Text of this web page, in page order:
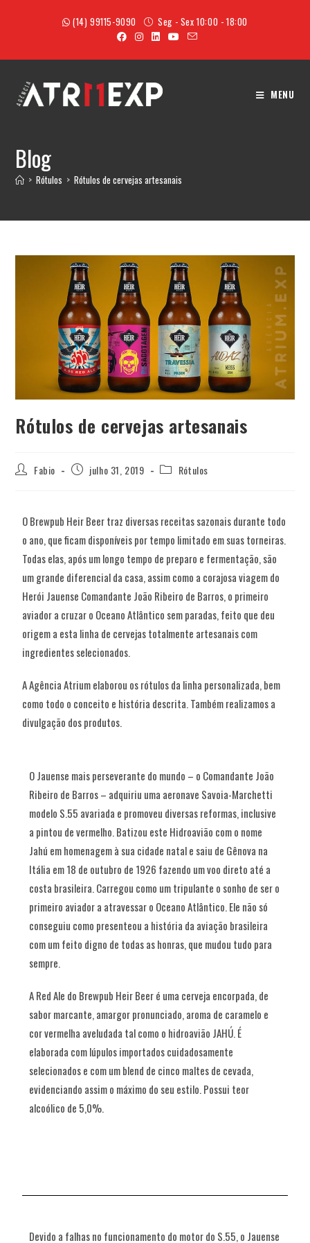
(14) 99115-9090 Seg - Sex 10:00 - 18:00
MENU
Blog
> Rótulos > Rótulos de cervejas artesanais
Rótulos de cervejas artesanais
Fabio julho 31, 2019 Rótulos
O Brewpub Heir Beer traz diversas receitas sazonais durante todo
o ano, que ficam disponíveis por tempo limitado em suas torneiras.
Todas elas, após um longo tempo de preparo e fermentação, são
um grande diferencial da casa, assim como a corajosa viagem do
Herói Jauense Comandante João Ribeiro de Barros, o primeiro
aviador a cruzar o Oceano Atlântico sem paradas, feito que deu
origem a esta linha de cervejas totalmente artesanais com
ingredientes selecionados.
A Agência Atrium elaborou os rótulos da linha personalizada, bem
como todo o conceito e história descrita. Também realizamos a
divulgação dos produtos.
O Jauense mais perseverante do mundo – o Comandante João
Ribeiro de Barros – adquiriu uma aeronave Savoia-Marchetti
modelo S.55 avariada e promoveu diversas reformas, inclusive
a pintou de vermelho. Batizou este Hidroavião com o nome
Jahú em homenagem à sua cidade natal e saiu de Gênova na
Itália em 18 de outubro de 1926 fazendo um voo direto até a
costa brasileira. Carregou como um tripulante o sonho de ser o
primeiro aviador a atravessar o Oceano Atlântico. Ele não só
conseguiu como presenteou a história da aviação brasileira
com um feito digno de todas as honras, que mudou tudo para
sempre.
A Red Ale do Brewpub Heir Beer é uma cerveja encorpada, de
sabor marcante, amargor pronunciado, aroma de caramelo e
cor vermelha aveludada tal como o hidroavião JAHÚ. É
elaborada com lúpulos importados cuidadosamente
selecionados e com um blend de cinco maltes de cevada,
evidenciando assim o máximo do seu estilo. Possui teor
alcoólico de 5,0%.
Devido a falhas no funcionamento do motor do S.55, o Jauense